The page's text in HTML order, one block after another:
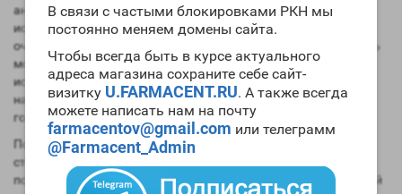
В связи с частыми блокировками РКН мы
постоянно меняем домены сайта.
Чтобы всегда быть в курсе актуального
адреса магазина сохраните себе сайт-
визитку U.FARMACENT.RU. А также всегда
можете написать нам на почту
farmacentov@gmail.com или телеграмм
@Farmacent_Admin
анаболических стероидов на курсе. Третий вариант
использование веществ прямо на курсах, которые ускоряют
очищение рецепторов, и дают возможность вновь принимать
молекулы стероидных гормонов. На высоких уровнях
используют все варианты, но делают это всегда под
наблюдением врачей и постоянной сдачей анализов на
гормоны.
Помните, что короткие и средние курсы анаболических
стероидов гораздо эффективнее в плане результатов и
постоянного роста, чем длительные курсы. Но всегда каждый